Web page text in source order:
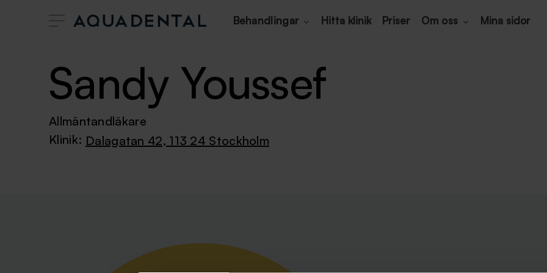
Behandlingar Hitta klinik Priser Om oss Mina sidor
Sandy Youssef
Allmäntandläkare
Klinik: Dalagatan 42, 113 24 Stockholm